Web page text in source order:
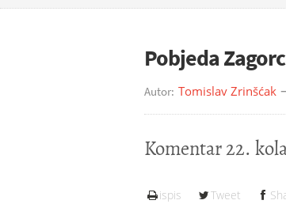
Pobjeda
Autor: Tomislav Zrinšćak
Komentar 22.
ispis Tweet